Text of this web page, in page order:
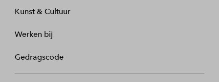
Kunst & Cultuur
Werken bij
Gedragscode